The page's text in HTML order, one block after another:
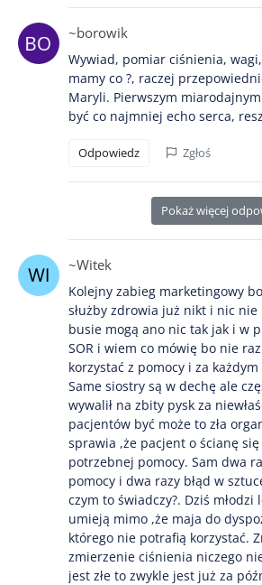
~borowik
Wywiad, pomiar ciśnienia,
mamy co ?, raczej
Maryli. Pierwszym
być co najmniej echo serca,
Odpowiedz Zgłoś
Pokaż więcej
~Witek
Kolejny zabieg marketingowy
służby zdrowia już nikt i nic
busie mogą ano nic tak jak i w
SOR i wiem co mówię bo nie
korzystać z pomocy i za
Same siostry są w dechę ale
wywalił na zbity pysk za
pacjentów być może to zła
sprawia ,że pacjent o ścianę
potrzebnej pomocy. Sam dwa
pomocy i dwa razy błąd w
czym to świadczy?. Dziś młodzi
umieją mimo ,że maja do
którego nie potrafią korzystać.
zmierzenie ciśnienia niczego
jest złe to zwykle jest już za